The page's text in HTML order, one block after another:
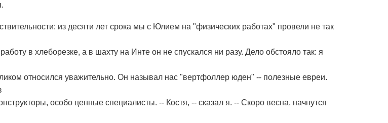
из десяти лет срока мы с Юлием на "физических работах" провели не так
в хлеборезке, а в шахту на Инте он не спускался ни разу. Дело обстояло так: я
относился уважительно. Он называл нас "вертфоллер юден" -- полезные евреи.
особо ценные специалисты. -- Костя, -- сказал я. -- Скоро весна, начнутся